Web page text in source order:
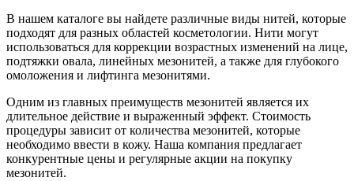
В нашем каталоге вы найдете различные виды нитей, которые
подходят для разных областей косметологии. Нити могут
использоваться для коррекции возрастных изменений на лице,
подтяжки овала, линейных мезонитей, а также для глубокого
омоложения и лифтинга мезонитями.
Одним из главных преимуществ мезонитей является их
длительное действие и выраженный эффект. Стоимость
процедуры зависит от количества мезонитей, которые
необходимо ввести в кожу. Наша компания предлагает
конкурентные цены и регулярные акции на покупку
мезонитей.